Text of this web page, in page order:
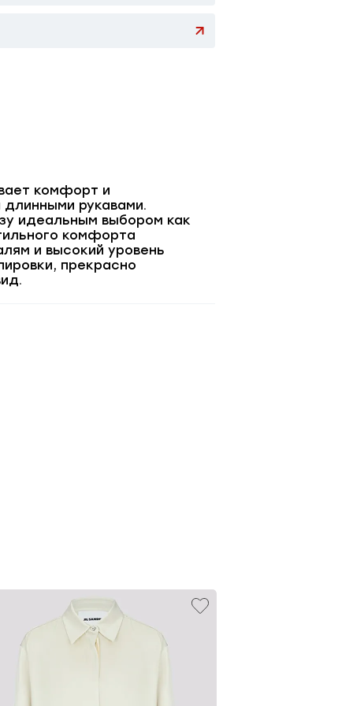
комфорт и
рукавами.
идеальным выбором как
комфорта
и высокий уровень
прекрасно